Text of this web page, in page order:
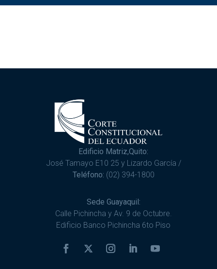
Edificio Matriz,Quito:
José Tamayo E10 25 y Lizardo García /
Teléfono: (02) 394-1800
Sede Guayaquil:
Calle Pichincha y Av. 9 de Octubre.
Edificio Banco Pichincha 6to Piso